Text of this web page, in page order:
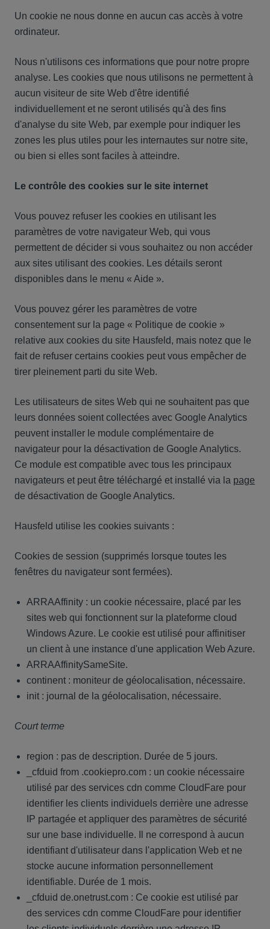
Un cookie ne nous donne en aucun cas accès à votre
ordinateur.
Nous n'utilisons ces informations que pour notre propre
analyse. Les cookies que nous utilisons ne permettent à
aucun visiteur de site Web d'être identifié
individuellement et ne seront utilisés qu'à des fins
d'analyse du site Web, par exemple pour indiquer les
zones les plus utiles pour les internautes sur notre site,
ou bien si elles sont faciles à atteindre.
Le contrôle des cookies sur le site internet
Vous pouvez refuser les cookies en utilisant les
paramètres de votre navigateur Web, qui vous
permettent de décider si vous souhaitez ou non accéder
aux sites utilisant des cookies. Les détails seront
disponibles dans le menu « Aide ».
Vous pouvez gérer les paramètres de votre
consentement sur la page « Politique de cookie »
relative aux cookies du site Hausfeld, mais notez que le
fait de refuser certains cookies peut vous empêcher de
tirer pleinement parti du site Web.
Les utilisateurs de sites Web qui ne souhaitent pas que
leurs données soient collectées avec Google Analytics
peuvent installer le module complémentaire de
navigateur pour la désactivation de Google Analytics.
Ce module est compatible avec tous les principaux
navigateurs et peut être téléchargé et installé via la page
de désactivation de Google Analytics.
Hausfeld utilise les cookies suivants :
Cookies de session (supprimés lorsque toutes les
fenêtres du navigateur sont fermées).
ARRAAffinity : un cookie nécessaire, placé par les
sites web qui fonctionnent sur la plateforme cloud
Windows Azure. Le cookie est utilisé pour affinitiser
un client à une instance d'une application Web Azure.
ARRAAffinitySameSite.
continent : moniteur de géolocalisation, nécessaire.
init : journal de la géolocalisation, nécessaire.
Court terme
region : pas de description. Durée de 5 jours.
_cfduid from .cookiepro.com : un cookie nécessaire
utilisé par des services cdn comme CloudFare pour
identifier les clients individuels derrière une adresse
IP partagée et appliquer des paramètres de sécurité
sur une base individuelle. Il ne correspond à aucun
identifiant d'utilisateur dans l'application Web et ne
stocke aucune information personnellement
identifiable. Durée de 1 mois.
_cfduid de.onetrust.com : Ce cookie est utilisé par
des services cdn comme CloudFare pour identifier